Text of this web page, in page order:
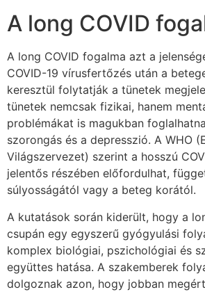
A long COVID
A long COVID fogalma azt a
COVID-19 vírusfertőzés után a
keresztül folytatják a tünetek
tünetek nemcsak fizikai, hanem
problémákat is magukban
szorongás és a depresszió. A WHO
Világszervezet) szerint a hosszú
jelentős részében előfordulhat,
súlyosságától vagy a beteg korától.
A kutatások során kiderült, hogy a
csupán egy egyszerű gyógyulási
komplex biológiai, pszichológiai és
együttes hatása. A szakemberek
dolgoznak azon, hogy jobban